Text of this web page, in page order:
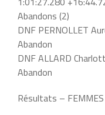
Abandons (2)
DNF PERNOLLET
Abandon
DNF ALLARD
Abandon
Résultats –